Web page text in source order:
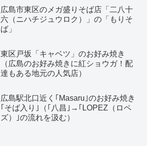
広島市東区のメガ盛りそば店「二八十
六（ニハチジュウロク）」の「もりそ
ば」
東区戸坂「キャベツ」のお好み焼き
（広島のお好み焼きに紅ショウガ！配
達もある地元の人気店）
広島駅北口近く｢Masaru｣のお好み焼き
｢そば入り｣（｢八昌｣→｢LOPEZ（ロペ
ズ）｣の流れを汲む）